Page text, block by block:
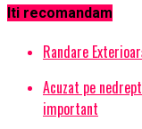
Iti recomandam
Randare
Acuzat pe
important